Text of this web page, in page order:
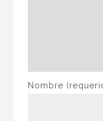
Nombre